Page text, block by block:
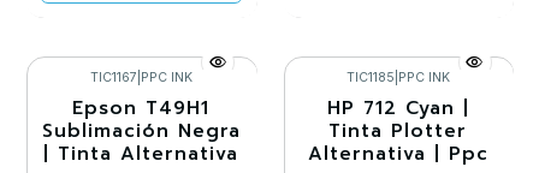
-15%
TIC1167 PPC INK
Epson T49H1
Sublimación Negra
| Tinta Alternativa
-15%
TIC1185 PPC INK
HP 712 Cyan |
Tinta Plotter
Alternativa | Ppc